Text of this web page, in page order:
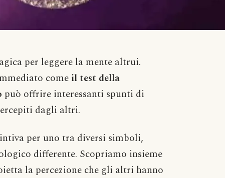
per leggere la mente altrui.
come il test della
può offrire interessanti spunti di
dagli altri.
per uno tra diversi simboli,
differente. Scopriamo insieme
la percezione che gli altri hanno